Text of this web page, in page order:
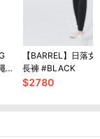
【BARREL】日落
長褲 #BLACK
$2780